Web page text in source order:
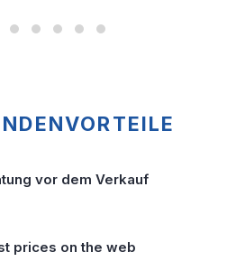
vor dem Verkauf
prices on the web